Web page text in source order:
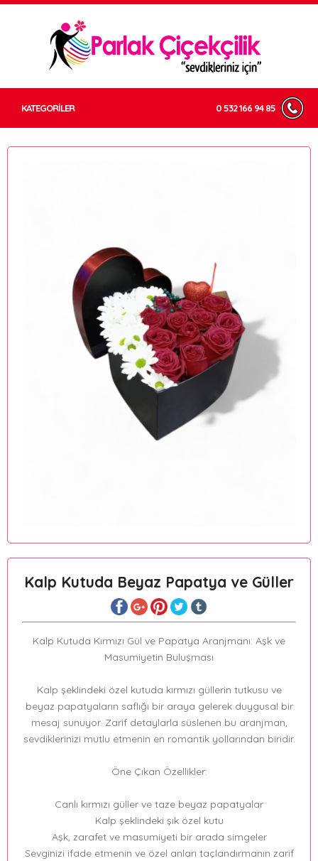
KATEGORİLER 0 532 166 94 85
Kalp Kutuda Beyaz Papatya ve Güller
Kalp Kutuda Kırmızı Gül ve Papatya Aranjmanı: Aşk ve
Masumiyetin Buluşması
Kalp şeklindeki özel kutuda kırmızı güllerin tutkusu ve
beyaz papatyaların saflığı bir araya gelerek duygusal bir
mesaj sunuyor. Zarif detaylarla süslenen bu aranjman,
sevdiklerinizi mutlu etmenin en romantik yollarından biridir.
Öne Çıkan Özellikler:
Canlı kırmızı güller ve taze beyaz papatyalar
Kalp şeklindeki şık özel kutu
Aşk, zarafet ve masumiyeti bir arada simgeler
Sevginizi ifade etmenin ve özel anları taçlandırmanın zarif